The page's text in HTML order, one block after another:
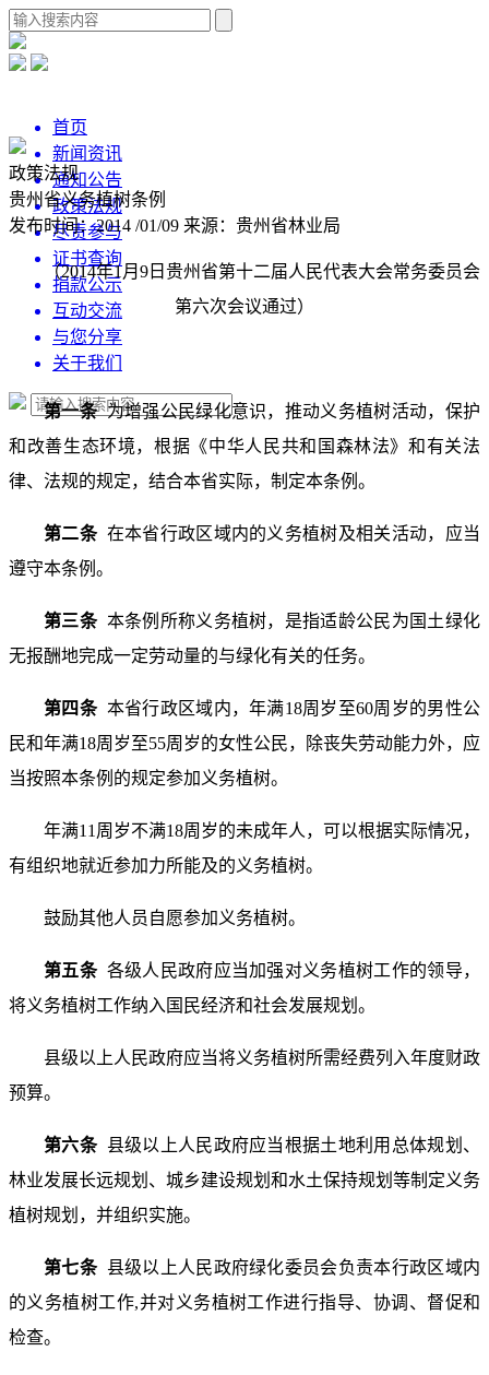
首页
新闻资讯
通知公告
政策法规
尽责参与
证书查询
捐款公示
互动交流
与您分享
关于我们
政策法规
贵州省义务植树条例
发布时间：2014 /01/09 来源：贵州省林业局
（2014年1月9日贵州省第十二届人民代表大会常务委员会
第六次会议通过）
第一条为增强公民绿化意识，推动义务植树活动，保护
和改善生态环境，根据《中华人民共和国森林法》和有关法
律、法规的规定，结合本省实际，制定本条例。
第二条 在本省行政区域内的义务植树及相关活动，应当
遵守本条例。
第三条 本条例所称义务植树，是指适龄公民为国土绿化
无报酬地完成一定劳动量的与绿化有关的任务。
第四条 本省行政区域内，年满18周岁至60周岁的男性公
民和年满18周岁至55周岁的女性公民，除丧失劳动能力外，应
当按照本条例的规定参加义务植树。
年满11周岁不满18周岁的未成年人，可以根据实际情况，
有组织地就近参加力所能及的义务植树。
鼓励其他人员自愿参加义务植树。
第五条 各级人民政府应当加强对义务植树工作的领导，
将义务植树工作纳入国民经济和社会发展规划。
县级以上人民政府应当将义务植树所需经费列入年度财政
预算。
第六条 县级以上人民政府应当根据土地利用总体规划、
林业发展长远规划、城乡建设规划和水土保持规划等制定义务
植树规划，并组织实施。
第七条 县级以上人民政府绿化委员会负责本行政区域内
的义务植树工作,并对义务植树工作进行指导、协调、督促和
检查。